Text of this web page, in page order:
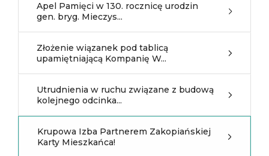
Apel Pamięci w 130. rocznicę urodzin
gen. bryg. Mieczys...
Złożenie wiązanek pod tablicą
upamiętniającą Kompanię W...
Utrudnienia w ruchu związane z budową
kolejnego odcinka...
Krupowa Izba Partnerem Zakopiańskiej
Karty Mieszkańca!